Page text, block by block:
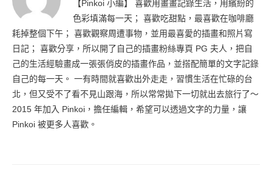
【Pinkoi 小編】 喜歡用畫畫記錄生活，用繽紛的
色彩填滿每一天； 喜歡吃甜點，最喜歡在咖啡廳
耗掉整個下午； 喜歡觀察周遭事物，並用最喜愛的插畫和照片寫
日記； 喜歡分享，所以開了自己的插畫粉絲專頁 PG 夫人，把自
己的生活經驗畫成一張張俏皮的插畫作品，並搭配簡單的文字記錄
自己的每一天。 一有時間就喜歡出外走走，習慣生活在忙碌的台
北，但又受不了看不見山跟海，所以常常拋下一切就出去旅行了～
2015 年加入 Pinkoi，擔任編輯，希望可以透過文字的力量，讓
Pinkoi 被更多人喜歡。